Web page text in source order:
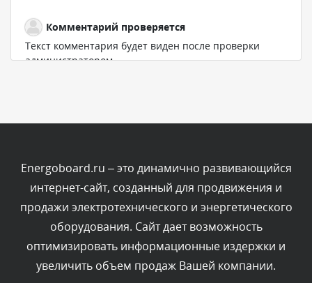
Комментарий проверяется
Текст комментария будет виден после проверки
администратором.
Комментарий проверяется
Текст комментария будет виден после проверки
администратором.
Сегодня, в 01:40
Комментарий проверяется
Energoboard.ru – это динамично развивающийся
интернет-сайт, созданный для продвижения и
продажи электротехнического и энергетического
оборудования. Сайт дает возможность
оптимизировать информационные издержки и
увеличить объем продаж Вашей компании.